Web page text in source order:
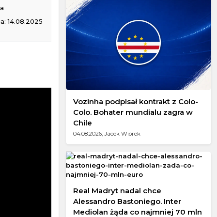
14.08.2025
Vozinha podpisał kontrakt z Colo-
Colo. Bohater mundialu zagra w
Chile
04.08.2026; Jacek Wiórek
Real Madryt nadal chce
Alessandro Bastoniego. Inter
Mediolan żąda co najmniej 70 mln